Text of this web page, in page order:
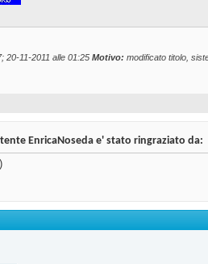
20-11-2011 alle 01:25 Motivo: modificato titolo,
EnricaNoseda e' stato ringraziato da: